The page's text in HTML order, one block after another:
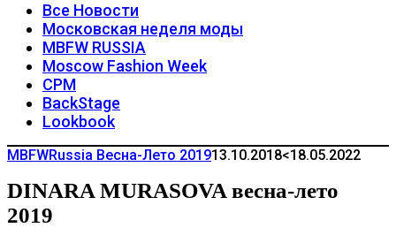
Все Новости
Московская неделя моды
MBFW RUSSIA
Moscow Fashion Week
CPM
BackStage
Lookbook
MBFWRussia Весна-Лето 201913.10.2018<18.05.2022
DINARA MURASOVA весна-лето
2019